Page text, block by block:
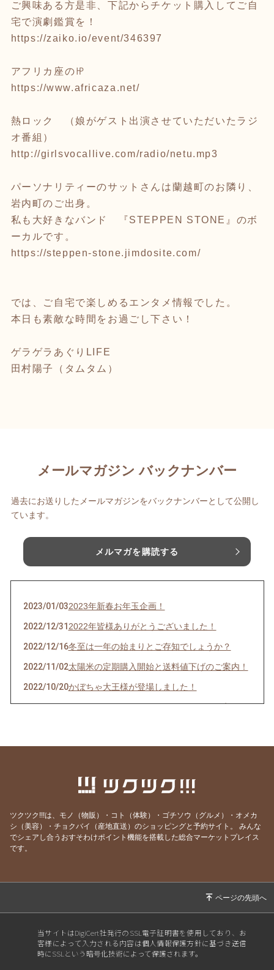
ご興味ある方是非、下記からチケット購入してご自
宅で演劇鑑賞を！
https://zaiko.io/event/346397
アフリカ座の㏋
https://www.africaza.net/
熱ロック （娘がゲスト出演させていただいたラジ
オ番組）
http://girlsvocallive.com/radio/netu.mp3
パーソナリティーのサットさんは蘭越町のお隣り、
岩内町のご出身。
私も大好きなバンド 『STEPPEN STONE』のボ
ーカルです。
https://steppen-stone.jimdosite.com/
では、ご自宅で楽しめるエンタメ情報でした。
本日も素敵な時間をお過ごし下さい！
ゲラゲラあぐりLIFE
田村陽子（タムタム）
メールマガジン バックナンバー
過去にお送りしたメールマガジンをバックナンバーとして公開し
ています。
メルマガを購読する
2023/01/032023年新春お年玉企画！
2022/12/312022年皆様ありがとうございました！
2022/12/16冬至は一年の始まりとご存知でしょうか？
2022/11/02太陽米の定期購入開始と送料値下げのご案内！
2022/10/20かぼちゃ大王様が登場しました！
2022/10/17ゆっくりとしたおやつタイムにはお気に入りの
果物の女王様メロンちゃんの予約受け遣開始で
す！
2022/05/27
アスパラご購入のお礼と太陽米今年の田植えが
終わりました報告です！
2022/05/03 大雪の年のGWは、寒さと風が強い！
2022/04/14農家は春の準備が肝！
2022/03/26 かぼちゃのペースト加工にチャレンジ！
ツクツク!!!は、モノ（物販）・コト（体験）・ゴチソウ（グルメ）・オメカ
シ（美容）・チョクバイ（産地直送）のショッピングと予約サイト。
みんな
でシェアし合うおすそわけポイント機能を搭載した総合マーケットプレイス
です。
当サイトはDigiCert社発行のSSL電子証明書を使用しており、お
客様によって入力される内容は個人情報保護方針に基づき送信
時にSSLという暗号化技術によって保護されます。